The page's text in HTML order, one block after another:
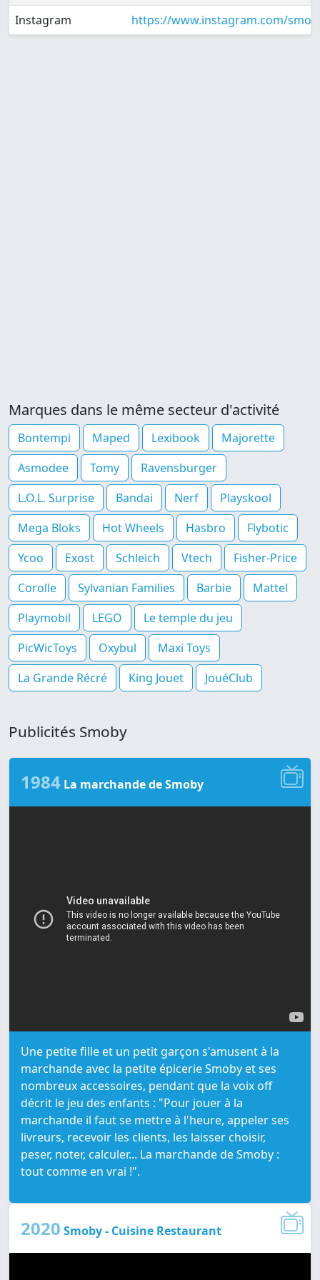
Instagram
https://www.instagram.com/
Marques dans le même secteur d'activité
Bontempi Maped Lexibook
Majorette
Asmodee
Tomy
Ravensburger
L.O.L. Surprise
Bandai Nerf
Playskool
Mega Bloks
Hot Wheels Hasbro
Flybotic
Ycoo
Exost Schleich Vtech
Fisher-Price
Corolle
Sylvanian Families Barbie
Mattel
Playmobil
LEGO
Le temple du jeu
PicWicToys
Oxybul
Maxi Toys
La Grande Récré
King Jouet JouéClub
Publicités Smoby
1984 La marchande de Smoby
Une petite fille et un petit garçon s'amusent à la
marchande avec la petite épicerie Smoby et ses
nombreux accessoires, pendant que la voix off
décrit le jeu des enfants : "Pour jouer à la
marchande il faut se mettre à l'heure, appeler ses
livreurs, recevoir les clients, les laisser choisir,
peser, noter, calculer... La marchande de Smoby :
tout comme en vrai !".
2020 Smoby - Cuisine Restaurant